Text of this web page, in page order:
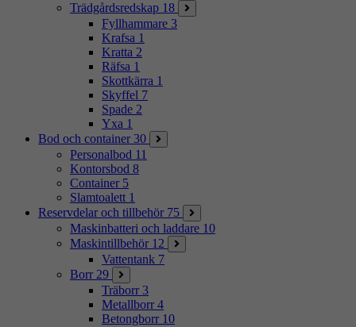
Trädgårdsredskap 18
Fyllhammare 3
Krafsa 1
Kratta 2
Räfsa 1
Skottkärra 1
Skyffel 7
Spade 2
Yxa 1
Bod och container 30
Personalbod 11
Kontorsbod 8
Container 5
Slamtoalett 1
Reservdelar och tillbehör 75
Maskinbatteri och laddare 10
Maskintillbehör 12
Vattentank 7
Borr 29
Träborr 3
Metallborr 4
Betongborr 10